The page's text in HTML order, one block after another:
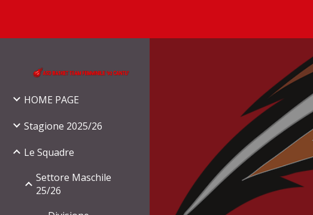
HOME PAGE
Stagione 2025/26
Le Squadre
Settore Maschile
25/26